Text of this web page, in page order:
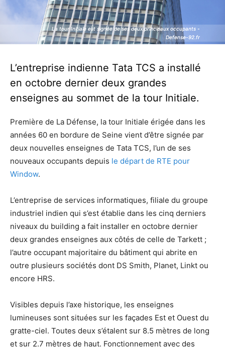
La tour Initiale est signée de ses deux principaux occupants -
Defense-92.fr
La tour Initiale est signée de ses deux principaux occupants -
Defense-92.fr
L’entreprise indienne Tata TCS a installé
en octobre dernier deux grandes
enseignes au sommet de la tour Initiale.
Première de La Défense, la tour Initiale érigée dans les
années 60 en bordure de Seine vient d’être signée par
deux nouvelles enseignes de Tata TCS, l’un de ses
nouveaux occupants depuis le départ de RTE pour
Window.
L’entreprise de services informatiques, filiale du groupe
industriel indien qui s’est établie dans les cinq derniers
niveaux du building a fait installer en octobre dernier
deux grandes enseignes aux côtés de celle de Tarkett ;
l’autre occupant majoritaire du bâtiment qui abrite en
outre plusieurs sociétés dont DS Smith, Planet, Linkt ou
encore HRS.
Visibles depuis l’axe historique, les enseignes
lumineuses sont situées sur les façades Est et Ouest du
gratte-ciel. Toutes deux s’étalent sur 8.5 mètres de long
et sur 2.7 mètres de haut. Fonctionnement avec des